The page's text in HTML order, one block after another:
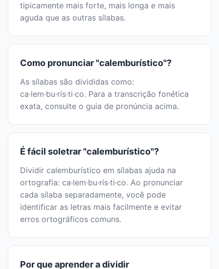
tipicamente mais forte, mais longa e mais
aguda que as outras sílabas.
Como pronunciar "calemburístico"?
As sílabas são divididas como:
ca·lem·bu·rís·ti·co. Para a transcrição fonética
exata, consulte o guia de pronúncia acima.
É fácil soletrar "calemburístico"?
Dividir calemburístico em sílabas ajuda na
ortografia: ca·lem·bu·rís·ti·co. Ao pronunciar
cada sílaba separadamente, você pode
identificar as letras mais facilmente e evitar
erros ortográficos comuns.
Por que aprender a dividir